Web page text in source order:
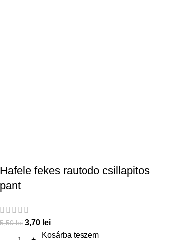
Hafele fekes rautodo csillapitos
pant
5,50lei 3,70 lei
Kosárba teszem